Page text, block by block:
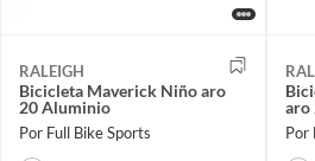
RALEIGH
Bicicleta Maverick Niño aro
20 Aluminio
Por Full Bike Sports
aro
Por